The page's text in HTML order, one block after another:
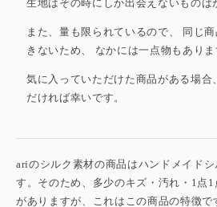
生地はその時にしか出会えないものば
また、量も限られているので、
同じ
きないため、
なかには一点物もありま
気に入っていただけた商品がある場合、
だければ幸いです。
ariのシルク素材の商品はハンドメイド
す。そのため、多少のキズ・汚れ・1点
がありますが、これはこの商品の特徴で